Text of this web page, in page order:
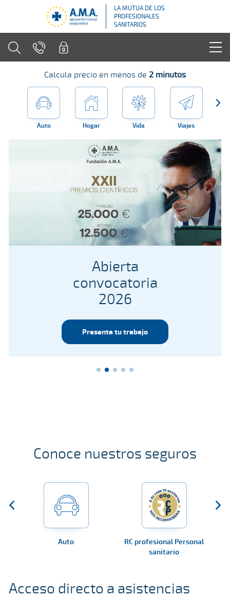
LA MUTUA DE LOS
PROFESIONALES
SANITARIOS
Calcula precio en menos de 2 minutos
Auto Hogar Vida Viajes
Abierta
convocatoria
2026
Presenta tu trabajo
Conoce nuestros seguros
Auto
RC profesional Personal
sanitario
Acceso directo a asistencias